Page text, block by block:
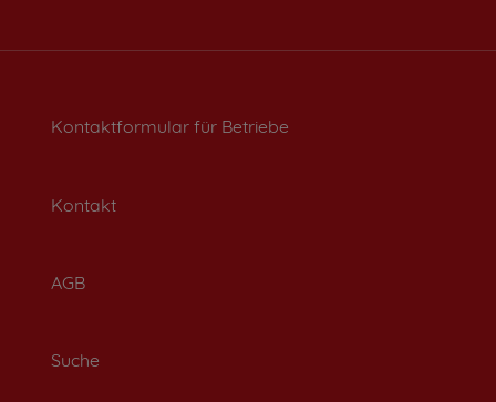
Kontaktformular für Betriebe
Kontakt
AGB
Suche